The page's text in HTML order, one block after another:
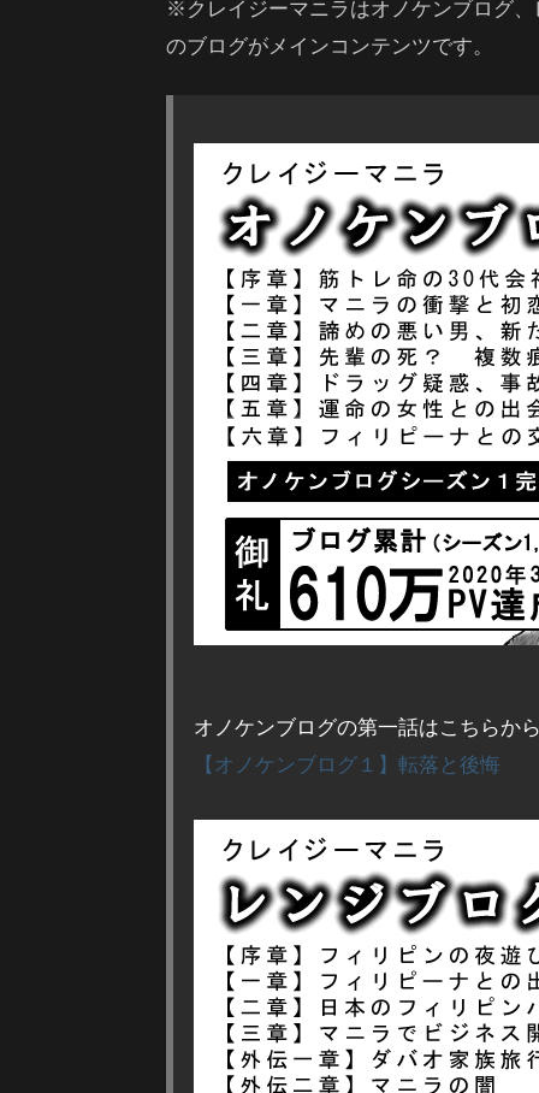
※クレイジーマニラはオノケンブログ
のブログがメインコンテンツです。
オノケンブログの第一話はこちらか
【オノケンブログ１】転落と後悔